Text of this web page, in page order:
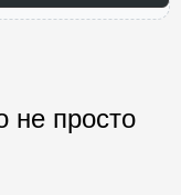
не просто